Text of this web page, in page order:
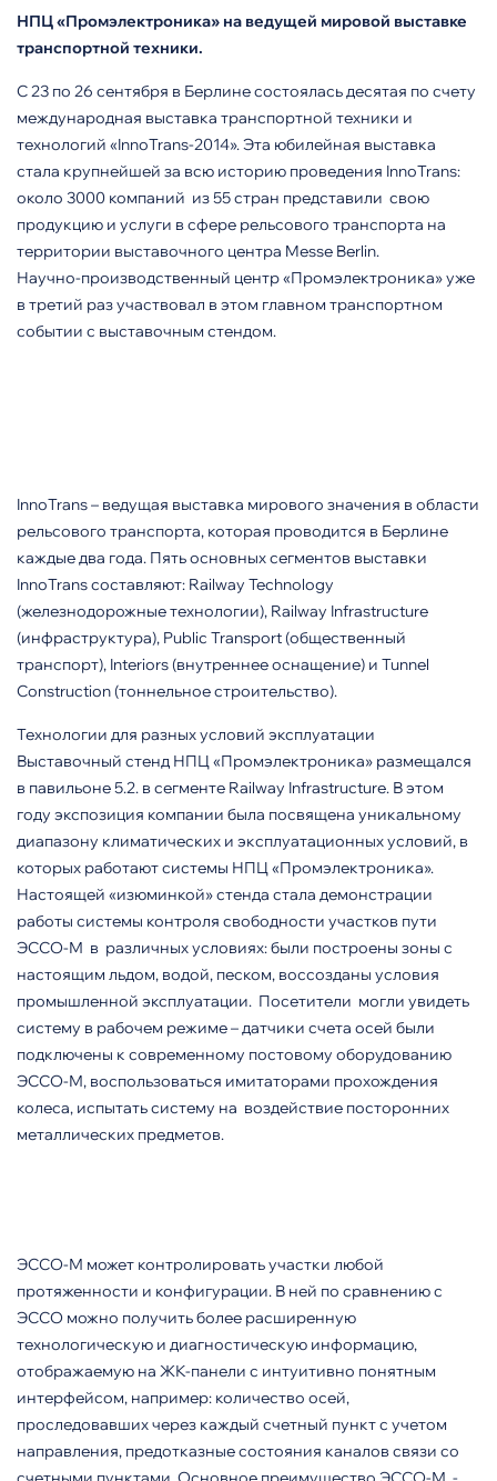
НПЦ «Промэлектроника» на ведущей мировой выставке
транспортной техники.
С 23 по 26 сентября в Берлине состоялась десятая по счету
международная выставка транспортной техники и
технологий «InnoTrans-2014». Эта юбилейная выставка
стала крупнейшей за всю историю проведения InnoTrans:
около 3000 компаний из 55 стран представили свою
продукцию и услуги в сфере рельсового транспорта на
территории выставочного центра Messe Berlin.
Научно-производственный центр «Промэлектроника» уже
в третий раз участвовал в этом главном транспортном
событии с выставочным стендом.
InnoTrans – ведущая выставка мирового значения в области
рельсового транспорта, которая проводится в Берлине
каждые два года. Пять основных сегментов выставки
InnoTrans составляют: Railway Technology
(железнодорожные технологии), Railway Infrastructure
(инфраструктура), Public Transport (общественный
транспорт), Interiors (внутреннее оснащение) и Tunnel
Construction (тоннельное строительство).
Технологии для разных условий эксплуатации
Выставочный стенд НПЦ «Промэлектроника» размещался
в павильоне 5.2. в сегменте Railway Infrastructure. В этом
году экспозиция компании была посвящена уникальному
диапазону климатических и экcплуатационных условий, в
которых работают системы НПЦ «Промэлектроника».
Настоящей «изюминкой» стенда стала демонстрации
работы системы контроля свободности участков пути
ЭССО-М в различных условиях: были построены зоны с
настоящим льдом, водой, песком, воссозданы условия
промышленной эксплуатации. Посетители могли увидеть
систему в рабочем режиме – датчики счета осей были
подключены к современному постовому оборудованию
ЭССО-М, воспользоваться имитаторами прохождения
колеса, испытать систему на воздействие посторонних
металлических предметов.
ЭССО-М может контролировать участки любой
протяженности и конфигурации. В ней по сравнению с
ЭССО можно получить более расширенную
технологическую и диагностическую информацию,
отображаемую на ЖК-панели с интуитивно понятным
интерфейсом, например: количество осей,
проследовавших через каждый счетный пункт с учетом
направления, предотказные состояния каналов связи со